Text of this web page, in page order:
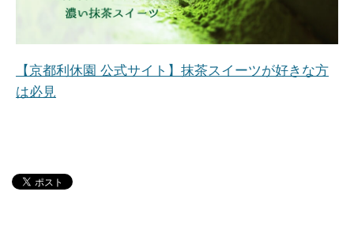
【京都利休園 公式サイト】抹茶スイーツが好きな方
は必見